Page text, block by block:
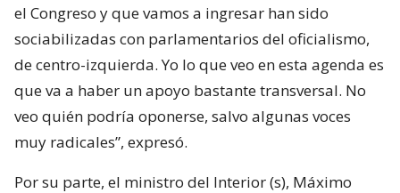
el Congreso y que vamos a ingresar han sido
sociabilizadas con parlamentarios del oficialismo,
de centro-izquierda. Yo lo que veo en esta agenda es
que va a haber un apoyo bastante transversal. No
veo quién podría oponerse, salvo algunas voces
muy radicales”, expresó.
Por su parte, el ministro del Interior (s), Máximo